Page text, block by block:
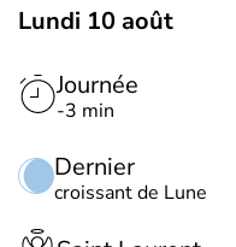
Lundi 10 août
Journée
-3 min
Dernier
croissant de Lune